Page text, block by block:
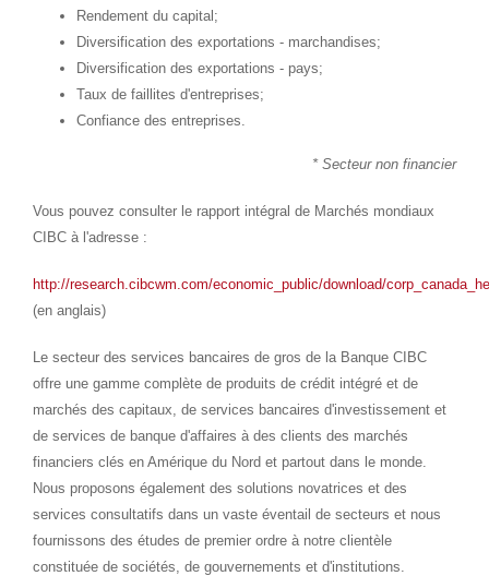
Rendement du capital;
Diversification des exportations - marchandises;
Diversification des exportations - pays;
Taux de faillites d'entreprises;
Confiance des entreprises.
* Secteur non financier
Vous pouvez consulter le rapport intégral de Marchés mondiaux
CIBC à l'adresse :
http://research.cibcwm.com/economic_public/download/
(en anglais)
Le secteur des services bancaires de gros de la Banque CIBC
offre une gamme complète de produits de crédit intégré et de
marchés des capitaux, de services bancaires d'investissement et
de services de banque d'affaires à des clients des marchés
financiers clés en Amérique du Nord et partout dans le monde.
Nous proposons également des solutions novatrices et des
services consultatifs dans un vaste éventail de secteurs et nous
fournissons des études de premier ordre à notre clientèle
constituée de sociétés, de gouvernements et d'institutions.